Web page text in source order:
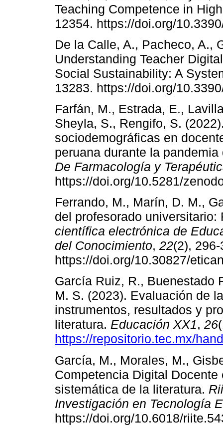
Teaching Competence in
12354. https://doi.org/
De la Calle, A., Pacheco, A.,
Understanding Teacher
Social Sustainability: A
13283. https://doi.org/
Farfán, M., Estrada, E.,
Sheyla, S., Rengifo, S.
sociodemográficas en
peruana durante la
De Farmacología y
https://doi.org/10.5281/
Ferrando, M., Marín, D. M.,
del profesorado
científica electrónica de
del Conocimiento, 22(2),
https://doi.org/10.30827/
García Ruiz, R., Buenestado
M. S. (2023). Evaluación de
instrumentos, resultados y
literatura. Educación XX1, 26
https://repositorio.tec.mx/
García, M., Morales, M.,
Competencia Digital
sistemática de la literatura.
Investigación en Tecnología
https://doi.org/10.6018/